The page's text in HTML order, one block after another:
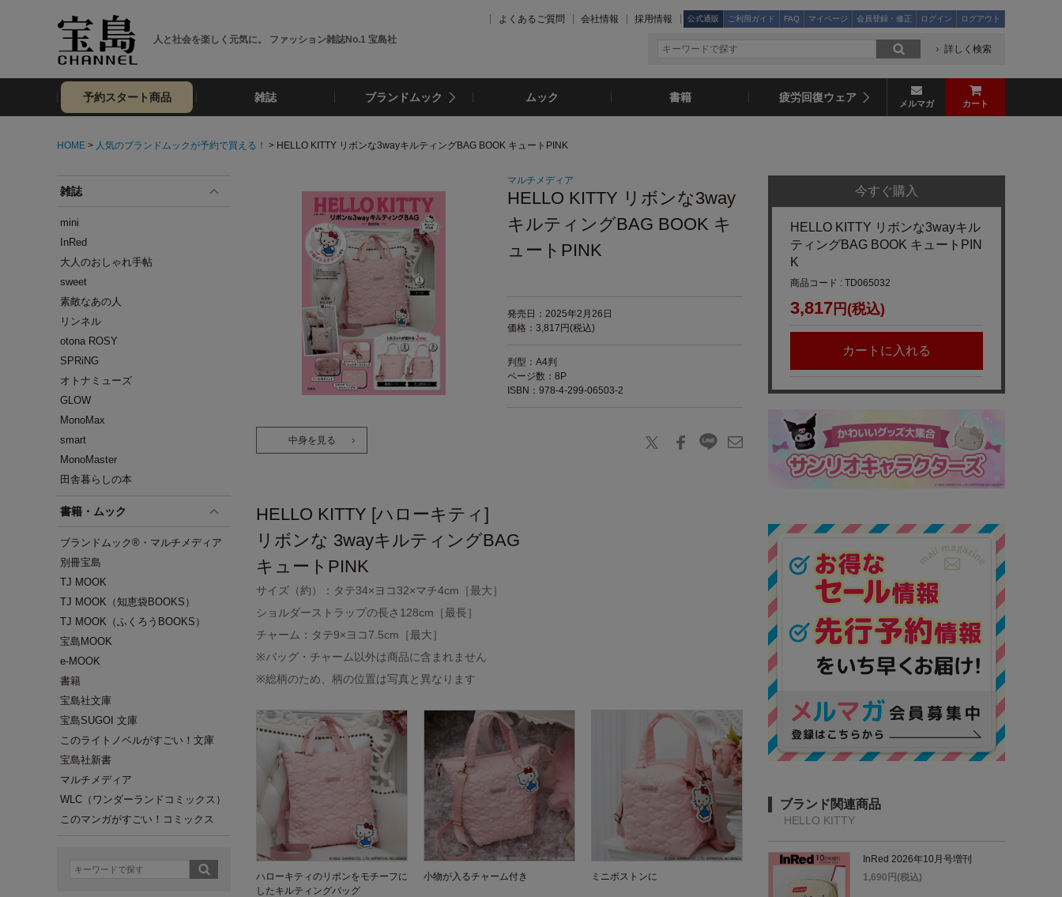
人と社会を楽しく元気に。 ファッション雑誌No.1 宝島社
よくあるご質問 会社情報 採用情報 公式通販 ご利用ガイド FAQ マイページ 会員登録・修正 ログイン ログアウト
詳しく検索
予約スタート商品 雑誌 ブランドムック ムック 書籍 疲労回復ウェア メルマガ カート
HOME > 人気のブランドムックが予約で買える！ > HELLO KITTY リボンな3wayキルティングBAG BOOK キュートPINK
雑誌
mini
InRed
大人のおしゃれ手帖
sweet
素敵なあの人
リンネル
otona ROSY
SPRiNG
オトナミューズ
GLOW
MonoMax
smart
MonoMaster
田舎暮らしの本
書籍・ムック
ブランドムック®・マルチメディア
別冊宝島
TJ MOOK
TJ MOOK（知恵袋BOOKS）
TJ MOOK（ふくろうBOOKS）
宝島MOOK
e-MOOK
書籍
宝島社文庫
宝島SUGOI 文庫
このライトノベルがすごい！文庫
宝島社新書
マルチメディア
WLC（ワンダーランドコミックス）
このマンガがすごい！コミックス
中身を見る
マルチメディア
HELLO KITTY リボンな3way
キルティングBAG BOOK キ
ュートPINK
発売日：2025年2月26日
価格：3,817円(税込)
判型：A4判
ページ数：8P
ISBN：978-4-299-06503-2
HELLO KITTY [ハローキティ]
リボンな 3wayキルティングBAG
キュートPINK
サイズ（約）：タテ34×ヨコ32×マチ4cm［最大］
ショルダーストラップの長さ128cm［最長］
チャーム：タテ9×ヨコ7.5cm［最大］
※バッグ・チャーム以外は商品に含まれません
※総柄のため、柄の位置は写真と異なります
ハローキティのリポンをモチーフに
したキルティングバッグ
小物が入るチャーム付き ミニボストンに
今すぐ購入
HELLO KITTY リボンな3wayキル
ティングBAG BOOK キュートPIN
K
商品コード : TD065032
3,817 円(税込)
カートに入れる
ブランド関連商品
HELLO KITTY
InRed 2026年10月号増刊
1,690円(税込)